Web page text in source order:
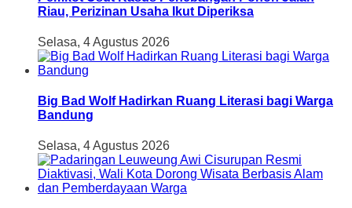
Riau, Perizinan Usaha Ikut Diperiksa
Selasa, 4 Agustus 2026
Big Bad Wolf Hadirkan Ruang Literasi bagi Warga
Bandung
Selasa, 4 Agustus 2026